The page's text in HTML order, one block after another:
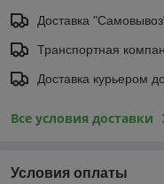
Доставка
Транспортная
Доставка курьером
Все условия доставки
Условия оплаты